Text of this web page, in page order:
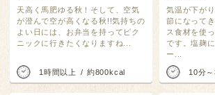
天高く馬肥ゆる秋！そして、空気
が澄んで空が高くなる秋!!気持ちの
よい日には、お弁当を持ってピク
ニックに行きたくなりますね...
1時間以上 約800kcal
気温が下が
節になって
ス食材を使
です。塩麹
ー...
10分